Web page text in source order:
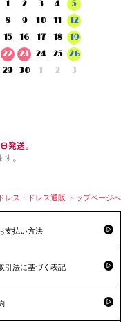
1 2 3 4
5
8 9 10 11
12
15 16 17 18
19
22 23 24 25
26
29 30 1 2 3
発送。
。
レス・ドレス通販 トップページへ
支払い方法
引法に基づく表記